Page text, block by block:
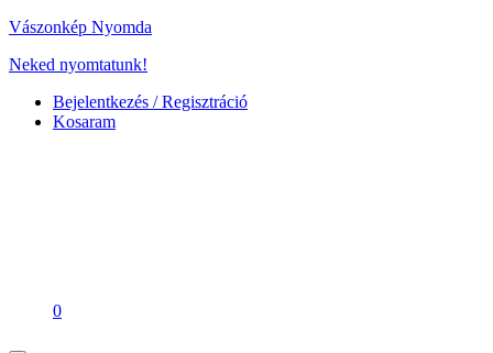
Vászonkép Nyomda
Neked nyomtatunk!
Bejelentkezés / Regisztráció
Kosaram
0